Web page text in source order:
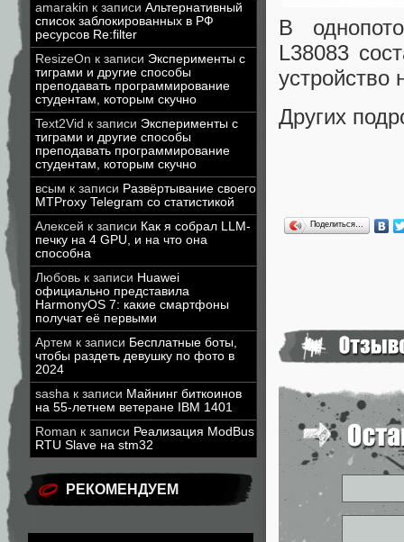
amarakin к записи Альтернативный
список заблокированных в РФ
ресурсов Re:filter
ResizeOn к записи Эксперименты с
тиграми и другие способы
преподавать программирование
студентам, которым скучно
Text2Vid к записи Эксперименты с
тиграми и другие способы
преподавать программирование
студентам, которым скучно
всым к записи Развёртывание своего
MTProxy Telegram со статистикой
Алексей к записи Как я собрал LLM-
печку на 4 GPU, и на что она
способна
Любовь к записи Huawei
официально представила
HarmonyOS 7: какие смартфоны
получат её первыми
Артем к записи Бесплатные боты,
чтобы раздеть девушку по фото в
2024
sasha к записи Майнинг биткоинов
на 55-летнем ветеране IBM 1401
Roman к записи Реализация ModBus
RTU Slave на stm32
РЕКОМЕНДУЕМ
В
L38083
устройство
Других
Поделиться…